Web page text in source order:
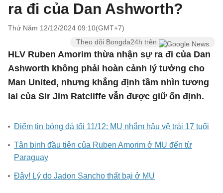
ra đi của Dan Ashworth?
Thứ Năm 12/12/2024 09:10(GMT+7)
Theo dõi Bongda24h trên
HLV Ruben Amorim thừa nhận sự ra đi của Dan
Ashworth không phải hoàn cảnh lý tưởng cho
Man United, nhưng khẳng định tầm nhìn tương
lai của Sir Jim Ratcliffe vẫn được giữ ổn định.
Điểm tin bóng đá tối 11/12: MU nhắm hậu vệ trái 17 tuổi
Tân binh đầu tiên của Ruben Amorim ở MU đến từ
Paraguay
Đây! Lý do Jadon Sancho thất bại ở MU